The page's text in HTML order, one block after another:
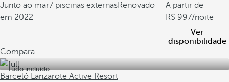
Junto ao mar7 piscinas externasRenovado
em 2022
A partir de
997/noite
Ver
disponibilidade
Compara
Tudo incluído
Barceló Lanzarote Active Resort